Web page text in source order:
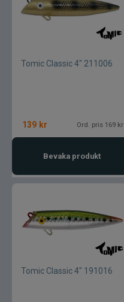
Tomic Classic 4" 211006
139 kr Ord. pris 169 kr
Bevaka produkt
Tomic Classic 4" 191016